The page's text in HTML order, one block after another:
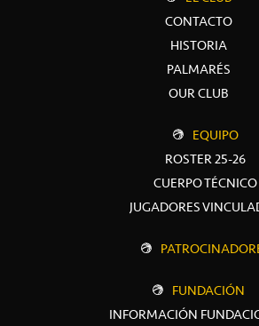
CONTACTO
HISTORIA
PALMARÉS
OUR CLUB
EQUIPO
ROSTER 25-26
CUERPO TÉCNICO
JUGADORES
FUNDACIÓN
INFORMACIÓN